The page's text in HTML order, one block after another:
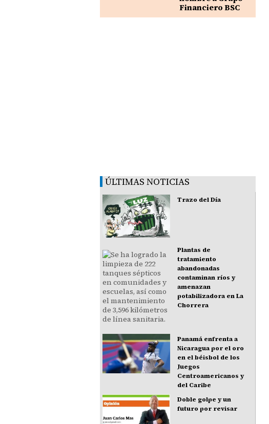
Financiero BSC
ÚLTIMAS NOTICIAS
Trazo del Día
Plantas de
tratamiento
abandonadas
contaminan ríos y
amenazan
potabilizadora en La
Chorrera
Panamá enfrenta a
Nicaragua por el oro
en el béisbol de los
Juegos
Centroamericanos y
del Caribe
Doble golpe y un
futuro por revisar